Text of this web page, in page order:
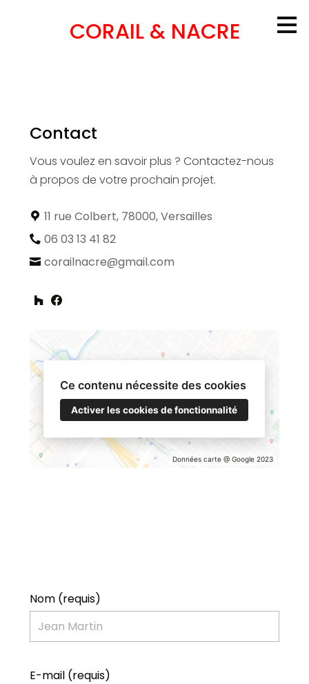
CORAIL & NACRE
ACCUEIL
À PROPOS
RÉALISATIONS
PRESTATIONS
Contact
Vous voulez en savoir plus ? Contactez-nous
à propos de votre prochain projet.
11 rue Colbert, 78000, Versailles
06 03 13 41 82
corailnacre@gmail.com
Données carte @ Google 2023
Ce contenu nécessite des cookies
Activer les cookies de fonctionnalité
Nom (requis)
E-mail (requis)